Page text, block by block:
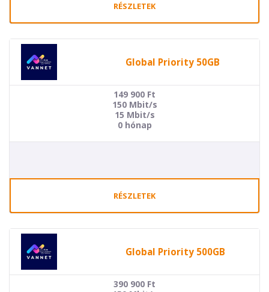
RÉSZLETEK
Global Priority 50GB
149 900 Ft
150 Mbit/s
15 Mbit/s
0 hónap
RÉSZLETEK
Global Priority 500GB
390 900 Ft